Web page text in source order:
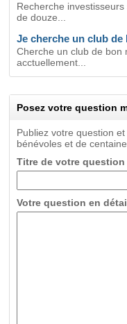
Recherche
de douze...
Je cherche un club de
Cherche un club de bon
acctuellement...
Posez votre question
Publiez votre question
bénévoles et de
Titre de votre question
Votre question en